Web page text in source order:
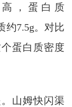
，蛋白质
约7.5g。对比
蛋白质密度
山姆快闪渠